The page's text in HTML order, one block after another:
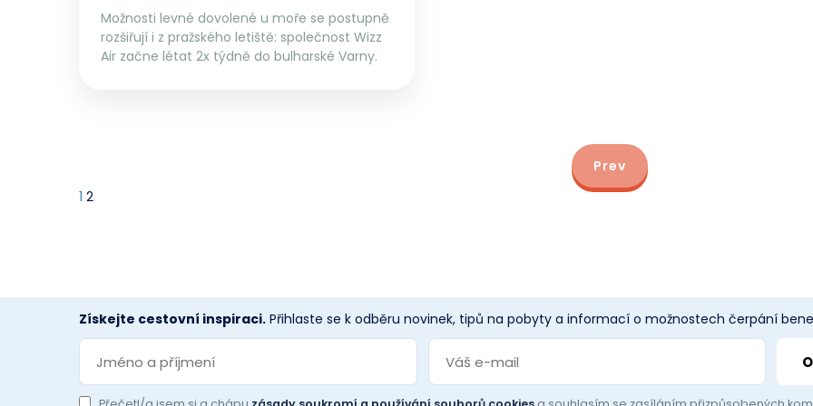
Možnosti levné dovolené u moře se postupně
rozšiřují i z pražského letiště: společnost Wizz
Air začne létat 2x týdně do bulharské Varny.
Prev
1 2
Získejte cestovní inspiraci. Přihlaste se k odběru novinek, tipů na pobyty a informací o možnostech čerpání